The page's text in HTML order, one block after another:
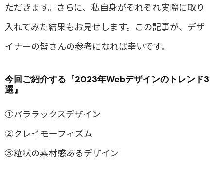
ただきます。さらに、私自身がそれぞれ実際に取り
入れてみた結果もお見せします。この記事が、デザ
イナーの皆さんの参考になれば幸いです。
今回ご紹介する『2023年Webデザインのトレンド3
選』
①パララックスデザイン
②クレイモ―フィズム
③粒状の素材感あるデザイン